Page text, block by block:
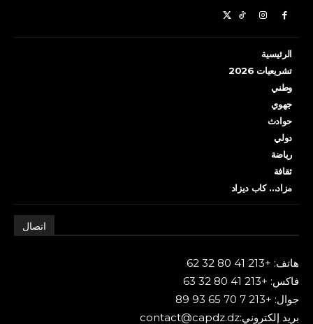
الرئيسية
تشريعيات 2026
وطني
جهوي
حوادث
دولي
رياضة
ثقافة
مزاد… كاب ديزاد
اتصال
هاتف: +213 41 80 32 62
فاكس: +213 41 80 32 63
جوال: +213 7 70 65 93 89
بريد إلكتروني:contact@capdz.dz